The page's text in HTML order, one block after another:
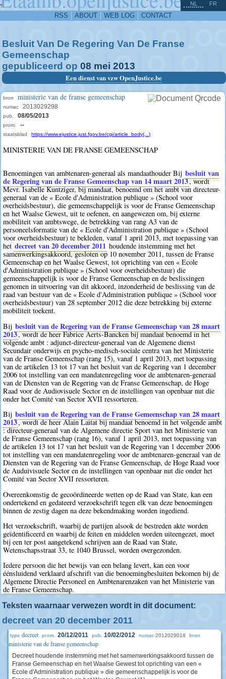
-
RSS ABOUT WEB LOG CONTACT
NL FR
Besluit Van De Regering Van De Franse
Gemeenschap
gepubliceerd op 08 mei 2013
Een dienst van vzw OpenJustice.be
bron ministerie van de franse gemeenschap
numac 2013029298
pub. 08/05/2013
prom. --
staatsblad https://www.ejustice.just.fgov.be/cgi/article_body(...)
MINISTERIE VAN DE FRANSE GEMEENSCHAP
Benoemingen van ambtenaren-generaal als mandaathouder Bij besluit van
de Regering van de Franse Gemeenschap van 14 maart 2013, wordt
Mevr. Isabelle Kuntziger, bij mandaat, benoemd om het ambt van directeur-
generaal van de « Ecole d'Administration publique » (School voor
overheidsbestuur), die gemeenschappelijk is voor de Franse Gemeenschap
en het Waalse Gewest, uit te oefenen, en aangewezen om, bij externe
mobiliteit van ambtswege, de betrekking van rang A3 van de
personeelsformatie van de « Ecole d'Administration publique » (School
voor overheidsbestuur) te bekleden, vanaf 1 april 2013, met toepassing van
het decreet van 20 december 2011 houdende instemming met het
samenwerkingsakkoord, gesloten op 10 november 2011, tussen de Franse
Gemeenschap en het Waalse Gewest, tot oprichting van een « Ecole
d'Administration publique » (School voor overheidsbestuur) die
gemeenschappelijk is voor de Franse Gemeenschap en de beslissingen
genomen in uitvoering van dit akkoord, inzonderheid de beslissing van de
raad van bestuur van de « Ecole d'Administration publique » (School voor
overheidsbestuur) van 28 september 2012 die deze betrekking bij externe
mobiliteit toekent.
Bij besluit van de Regering van de Franse Gemeenschap van 28 maart
2013, wordt de heer Fabrice Aerts-Bancken bij mandaat benoemd in het
volgende ambt : adjunct-directeur-generaal van de Algemene dienst
Secundair onderwijs en psycho-medisch-sociale centra van het Ministerie
van de Franse Gemeenschap (rang 15), vanaf 1 april 2013, met toepassing
van de artikelen 13 tot 17 van het besluit van de Regering van 1 december
2006 tot instelling van een mandatenregeling voor de ambtenaren-generaal
van de Diensten van de Regering van de Franse Gemeenschap, de Hoge
Raad voor de Audiovisuele Sector en de instellingen van openbaar nut die
onder het Comité van Sector XVII ressorteren.
Bij besluit van de Regering van de Franse Gemeenschap van 28 maart
2013, wordt de heer Alain Laitat bij mandaat benoemd in het volgende ambt
: directeur-generaal van de Algemene directie Sport van het Ministerie van
de Franse Gemeenschap (rang 16), vanaf 1 april 2013, met toepassing van
de artikelen 13 tot 17 van het besluit van de Regering van 1 december 2006
tot instelling van een mandatenregeling voor de ambtenaren-generaal van de
Diensten van de Regering van de Franse Gemeenschap, de Hoge Raad voor
de Auduivisuele Sector en de instellingen van openbaar nut die onder het
Comité van Sector XVII ressorteren.
Overeenkomstig de gecoördineerde wetten op de Raad van State, kan een
ondertekend en gedateerd verzoekschrift tegen elk van deze benoemingen
binnen de zestig dagen na deze bekendmaking worden ingediend.
Het verzoekschrift, waarbij de partijen alsook de bestreden akte worden
geïdentificeerd en waarbij de feiten en middelen worden uiteengezet, moet
bij een ter post aangetekend schrijven aan de Raad van State,
Wetenschapsstraat 33, te 1040 Brussel, worden overgezonden.
Iedere persoon die het bewijs van een belang levert, kan een voor
éénsluidend verklaard afschrift van die benoemingbesluiten bekomen bij de
Algemene Directie Personeel en Ambtenarenzaken van het Ministerie van
de Franse Gemeenschap.
Teksten waarnaar verwezen wordt in dit document:
decreet van 20 december 2011
type decreet prom. 20/12/2011 pub. 10/02/2012 numac 2012029018 bron
ministerie van de franse gemeenschap
Decreet houdende instemming met het samenwerkingsakkoord tussen de
Franse Gemeenschap en het Waalse Gewest tot oprichting van een «
Ecole d'Administration publique » die gemeenschappelijk is voor de
^